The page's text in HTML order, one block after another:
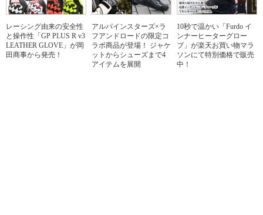
レーシング由来の安全性
と操作性「GP PLUS R v3
LEATHER GLOVE」が岡
田商事から発売！
アルパインスターズ×ラ
フアンドロードの限定コ
ラボ商品が登場！ ジャケ
ットからシューズまで4
アイテムを展開
10秒で温かい「Furdo イ
ンナーヒーターグロー
ブ」が楽天お買い物マラ
ソンにて特別価格で販売
中！